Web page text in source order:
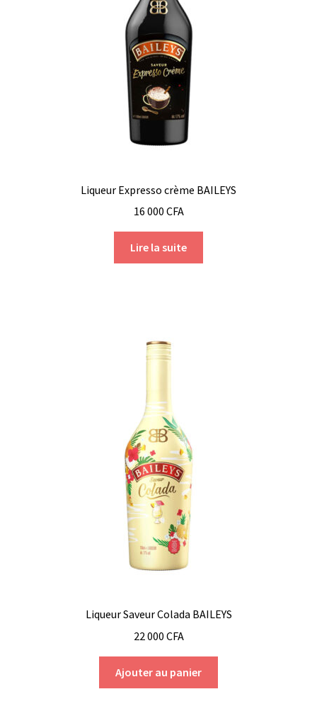
Liqueur Expresso crème BAILEYS
16 000 CFA
Lire la suite
Liqueur Saveur Colada BAILEYS
22 000 CFA
Ajouter au panier